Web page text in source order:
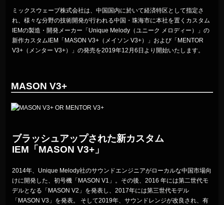
ミックスウェーブ株式会社は、中国国内に於いて経済特区として指定さ
れ、様々な分野の技術開発が行われる中国・珠海市に本社を置くカスタム
IEMの製造・開発メーカー「Unique Melody（ユニーク メロディー）」の
新作カスタムIEM「MASON V3+（メイソン V3+）」および「MENTOR
V3+（メンター V3+）」の発売を2019年12月6日より開始いたします。
MASON V3+
ブラッシュアップされた新カスタム
IEM「MASON V3+」
2014年、Unique Melody社のサウンドエンジニアがローカルな中国市場向
けに開発した、初号機「MASON V1」。その後、2016 年には第二世代モ
デルとなる「MASON V2」を発表し、2017年には第三世代モデル
「MASON V3」を発表。 そして2019年、サウンドレンジが改良され、有